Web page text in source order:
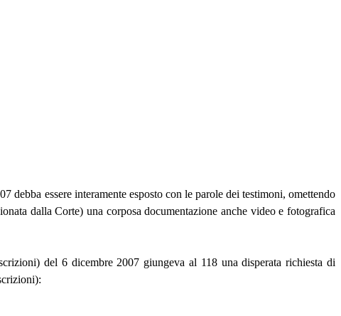
essere interamente esposto con le parole dei testimoni, omettendo
dalla Corte) una corposa documentazione anche video e fotografica
del 6 dicembre 2007 giungeva al 118 una disperata richiesta di